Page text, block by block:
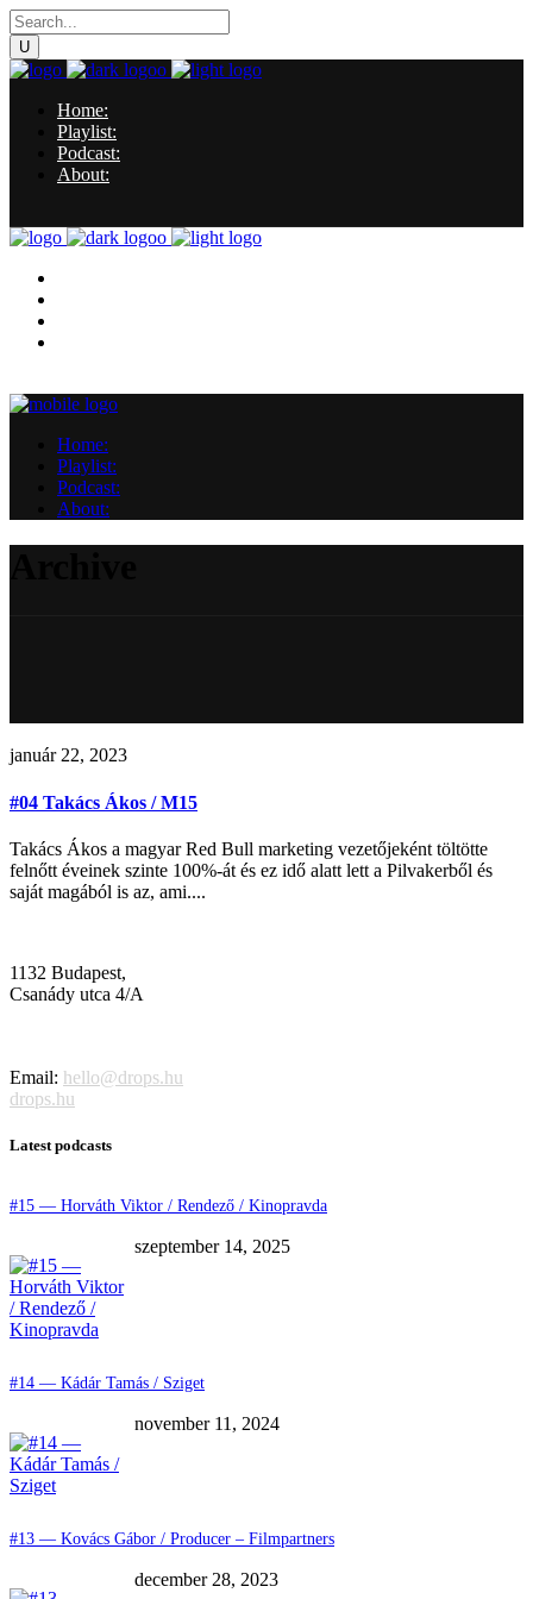
Home:
Playlist:
Podcast:
About:
Home:
Playlist:
Podcast:
About:
január 22, 2023
#04 Takács Ákos / M15
Takács Ákos a magyar Red Bull marketing vezetőjeként töltötte
felnőtt éveinek szinte 100%-át és ez idő alatt lett a Pilvakerből és
saját magából is az, ami....
1132 Budapest,
Csanády utca 4/A
Email: hello@drops.hu
drops.hu
Latest podcasts
#15 — Horváth Viktor / Rendező / Kinopravda
szeptember 14, 2025
#14 — Kádár Tamás / Sziget
november 11, 2024
#13 — Kovács Gábor / Producer – Filmpartners
december 28, 2023